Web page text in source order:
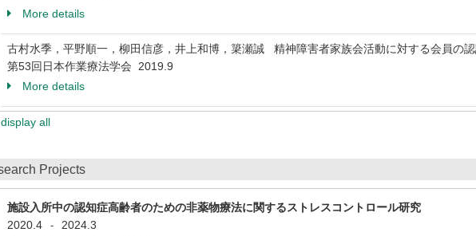
More details
古村水季，平野順一，柳田信彦，井上和博，簗瀬誠 精神障害者家族会活動に対する会員の
第53回日本作業療法学会 2019.9
More details
all
Projects
施設入所中の認知症高齢者のための非薬物療法に関するストレスコントロール研究
2020.4
-
2024.3